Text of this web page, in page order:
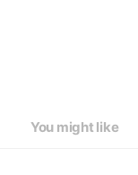
You might like